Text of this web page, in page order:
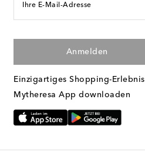
Ihre E-Mail-Adresse
Anmelden
Einzigartiges Shopping-Erlebnis
Mytheresa App downloaden